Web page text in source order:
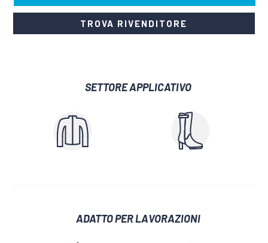
TROVA RIVENDITORE
SETTORE APPLICATIVO
ADATTO PER LAVORAZIONI